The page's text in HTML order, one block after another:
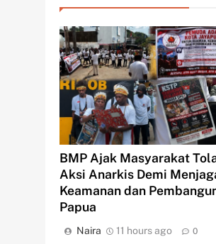
BMP Ajak Masyarakat
Aksi Anarkis Demi
Keamanan dan
Papua
Naira 11 hours ago 0